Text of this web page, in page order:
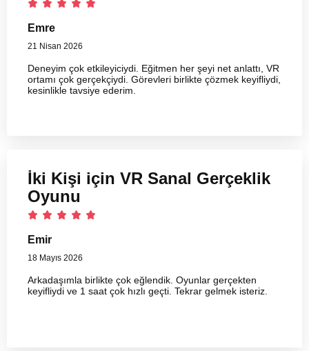
Emre
21 Nisan 2026
Deneyim çok etkileyiciydi. Eğitmen her şeyi net anlattı, VR
ortamı çok gerçekçiydi. Görevleri birlikte çözmek keyifliydi,
kesinlikle tavsiye ederim.
İki Kişi için VR Sanal Gerçeklik
Oyunu
Emir
18 Mayıs 2026
Arkadaşımla birlikte çok eğlendik. Oyunlar gerçekten
keyifliydi ve 1 saat çok hızlı geçti. Tekrar gelmek isteriz.